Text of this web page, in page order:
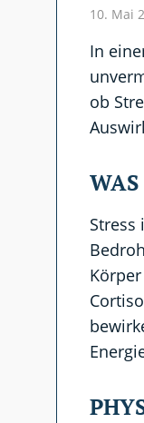
10. Mai
In
ob
WAS
Stress